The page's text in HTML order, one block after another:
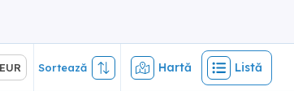
EUR Sortează Hartă Listă